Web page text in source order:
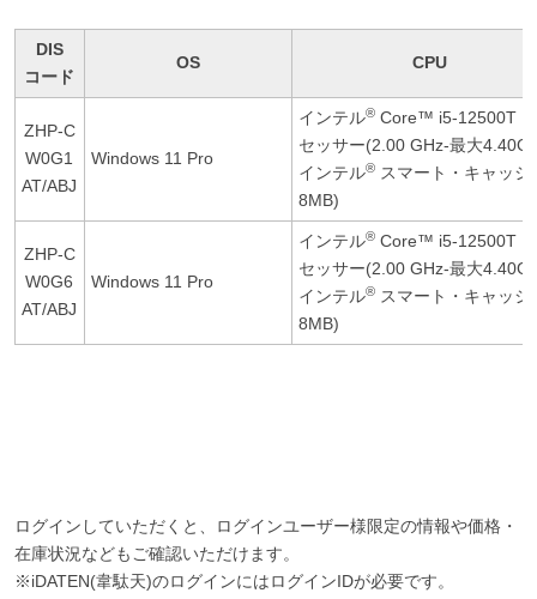
DIS
コード
OS CPU
ZHP-C
W0G1
AT/ABJ
Windows 11 Pro
インテル®Core™ i5-12500T
セッサー(2.00 GHz-最大
インテル®スマート・キャッシ
8MB)
ZHP-C
W0G6
AT/ABJ
Windows 11 Pro
インテル®Core™ i5-12500T
セッサー(2.00 GHz-最大
インテル®スマート・キャッシ
8MB)
ログインしていただくと、ログインユーザー様限定の情報や価格・
在庫状況などもご確認いただけます。
※iDATEN(韋駄天)のログインにはログインIDが必要です。